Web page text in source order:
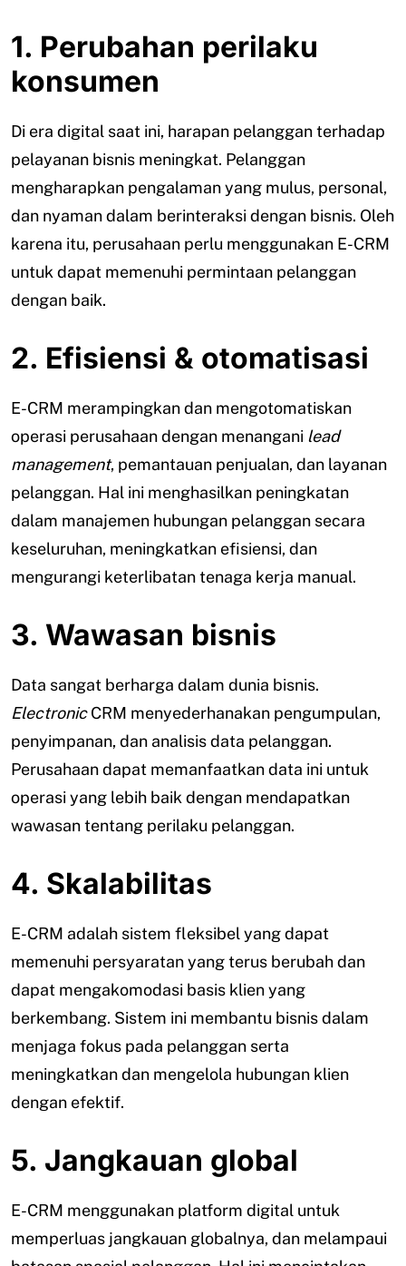
1. Perubahan perilaku
konsumen
Di era digital saat ini, harapan pelanggan terhadap
pelayanan bisnis meningkat. Pelanggan
mengharapkan pengalaman yang mulus, personal,
dan nyaman dalam berinteraksi dengan bisnis. Oleh
karena itu, perusahaan perlu menggunakan E-CRM
untuk dapat memenuhi permintaan pelanggan
dengan baik.
2. Efisiensi & otomatisasi
E-CRM merampingkan dan mengotomatiskan
operasi perusahaan dengan menangani lead
management, pemantauan penjualan, dan layanan
pelanggan. Hal ini menghasilkan peningkatan
dalam manajemen hubungan pelanggan secara
keseluruhan, meningkatkan efisiensi, dan
mengurangi keterlibatan tenaga kerja manual.
3. Wawasan bisnis
Data sangat berharga dalam dunia bisnis.
ElectronicCRM menyederhanakan pengumpulan,
penyimpanan, dan analisis data pelanggan.
Perusahaan dapat memanfaatkan data ini untuk
operasi yang lebih baik dengan mendapatkan
wawasan tentang perilaku pelanggan.
4. Skalabilitas
E-CRM adalah sistem fleksibel yang dapat
memenuhi persyaratan yang terus berubah dan
dapat mengakomodasi basis klien yang
berkembang. Sistem ini membantu bisnis dalam
menjaga fokus pada pelanggan serta
meningkatkan dan mengelola hubungan klien
dengan efektif.
5. Jangkauan global
E-CRM menggunakan platform digital untuk
memperluas jangkauan globalnya, dan melampaui